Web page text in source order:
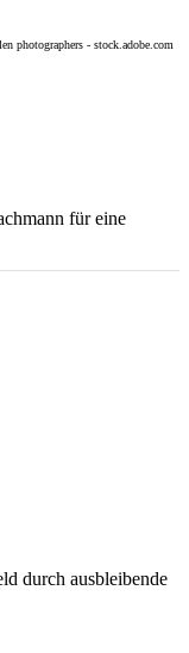
photographers - stock.adobe.com
für eine
durch ausbleibende